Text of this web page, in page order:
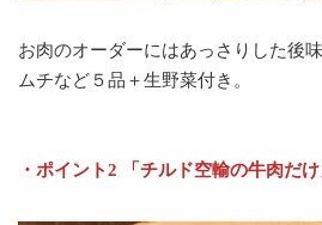
お肉のオーダーにはあっさりした後
ムチなど５品＋生野菜付き。
・ポイント2 「チルド空輸の牛肉だけ